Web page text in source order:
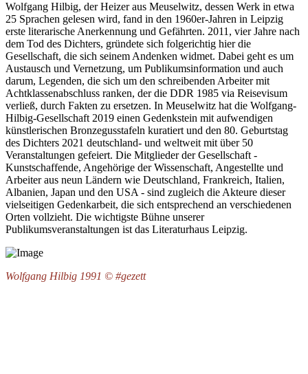
Wolfgang Hilbig, der Heizer aus Meuselwitz, dessen Werk in etwa
25 Sprachen gelesen wird, fand in den 1960er-Jahren in Leipzig
erste literarische Anerkennung und Gefährten. 2011, vier Jahre nach
dem Tod des Dichters, gründete sich folgerichtig hier die
Gesellschaft, die sich seinem Andenken widmet. Dabei geht es um
Austausch und Vernetzung, um Publikumsinformation und auch
darum, Legenden, die sich um den schreibenden Arbeiter mit
Achtklassenabschluss ranken, der die DDR 1985 via Reisevisum
verließ, durch Fakten zu ersetzen. In Meuselwitz hat die Wolfgang-
Hilbig-Gesellschaft 2019 einen Gedenkstein mit aufwendigen
künstlerischen Bronzegusstafeln kuratiert und den 80. Geburtstag
des Dichters 2021 deutschland- und weltweit mit über 50
Veranstaltungen gefeiert. Die Mitglieder der Gesellschaft -
Kunstschaffende, Angehörige der Wissenschaft, Angestellte und
Arbeiter aus neun Ländern wie Deutschland, Frankreich, Italien,
Albanien, Japan und den USA - sind zugleich die Akteure dieser
vielseitigen Gedenkarbeit, die sich entsprechend an verschiedenen
Orten vollzieht. Die wichtigste Bühne unserer
Publikumsveranstaltungen ist das Literaturhaus Leipzig.
Wolfgang Hilbig 1991 © #gezett